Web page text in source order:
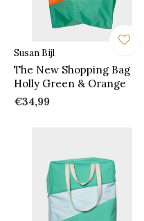
Susan Bijl
The New Shopping Bag
Holly Green & Orange
€34,99